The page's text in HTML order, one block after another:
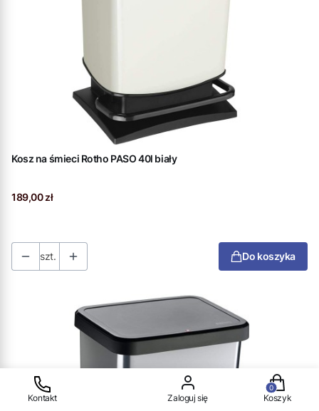
Kosz na śmieci Rotho PASO 40l biały
Cena
189,00 zł
szt. Do koszyka
Kontakt Zaloguj się
Produkty
Koszyk